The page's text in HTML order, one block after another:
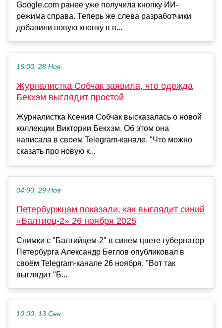
Google.com ранее уже получила кнопку ИИ-
режима справа. Теперь же слева разработчики
добавили новую кнопку в в...
16:00, 28 Ноя
Журналистка Собчак заявила, что одежда
Бекхэм выглядит простой
Журналистка Ксения Собчак высказалась о новой
коллекции Виктории Бекхэм. Об этом она
написала в своем Telegram-канале. "Что можно
сказать про новую к...
04:00, 29 Ноя
Петербуржцам показали, как выглядит синий
«Балтиец-2» 26 ноября 2025
Снимки с "Балтийцем‑2" в синем цвете губернатор
Петербурга Александр Беглов опубликовал в
своём Telegram-канале 26 ноября. "Вот так
выглядит "Б...
10:00, 13 Сен